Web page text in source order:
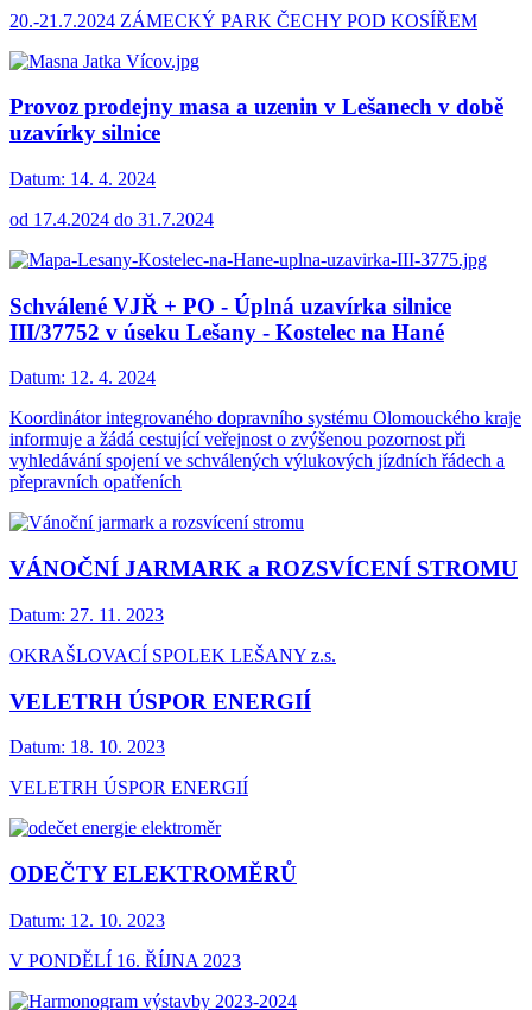
20.-21.7.2024 ZÁMECKÝ PARK ČECHY POD KOSÍŘEM
Provoz prodejny masa a uzenin v Lešanech v době
uzavírky silnice
Datum: 14. 4. 2024
od 17.4.2024 do 31.7.2024
Schválené VJŘ + PO - Úplná uzavírka silnice
III/37752 v úseku Lešany - Kostelec na Hané
Datum: 12. 4. 2024
Koordinátor integrovaného dopravního systému Olomouckého kraje
informuje a žádá cestující veřejnost o zvýšenou pozornost při
vyhledávání spojení ve schválených výlukových jízdních řádech a
přepravních opatřeních
VÁNOČNÍ JARMARK a ROZSVÍCENÍ STROMU
Datum: 27. 11. 2023
OKRAŠLOVACÍ SPOLEK LEŠANY z.s.
VELETRH ÚSPOR ENERGIÍ
Datum: 18. 10. 2023
VELETRH ÚSPOR ENERGIÍ
ODEČTY ELEKTROMĚRŮ
Datum: 12. 10. 2023
V PONDĚLÍ 16. ŘÍJNA 2023